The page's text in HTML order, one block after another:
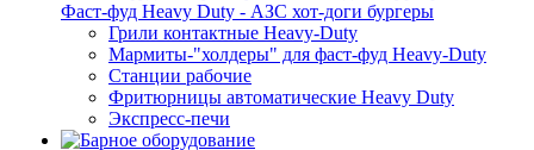
Фаст-фуд Heavy Duty - АЗС хот-доги бургеры
Грили контактные Heavy-Duty
Мармиты-"холдеры" для фаст-фуд Heavy-Duty
Станции рабочие
Фритюрницы автоматические Heavy Duty
Экспресс-печи